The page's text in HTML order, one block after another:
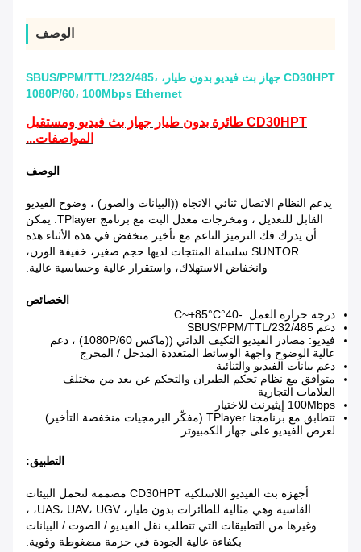
الوصف
CD30HPT جهاز بث فيديو بدون طيار، SBUS/PPM/TTL/232/485،
1080P/60، 100Mbps Ethernet
CD30HPT طائرة بدون طيار جهاز بث فيديو ومستقبل
المواصفات...
الوصف
يدعم النظام الاتصال ثنائي الاتجاه ((البيانات والصور) ، وضوح الفيديو
القابل للتعديل ، ومخرجات معدل البت مع برنامج TPlayer. يمكن
أن يدرك فك الترميز الناعم مع تأخير منخفض.في هذه الأثناء هذه
SUNTOR سلسلة المنتجات لديها حجم صغير، خفيفة الوزن،
وانخفاض الاستهلاك، واستقرار عالية وحساسية عالية.
الخصائص
درجة حرارة العمل: -40°C~+85°C
دعم SBUS/PPM/TTL/232/485
فيديو: مصادر الفيديو التكيف الذاتي ((ماكس 1080P/60) ، دعم
عالية الوضوح واجهة الوسائط المتعددة المدخل / المخرج
دعم بيانات الفيديو والثنائية
متوافق مع نظام تحكم الطيران والتحكم عن بعد من مختلف
العلامات التجارية
100Mbps إيثيرنث للاختيار
تتطابق مع برنامجنا TPlayer (مفكّر البرمجيات منخفضة التأخير)
لعرض الفيديو على جهاز الكمبيوتر.
التطبيق:
أجهزة بث الفيديو اللاسلكية CD30HPT مصممة لتحمل البيئات
القاسية وهي مثالية للطائرات بدون طيار، UAS، UAV، UGV، ،
وغيرها من التطبيقات التي تتطلب نقل الفيديو / الصوت / البيانات
بكفاءة عالية الجودة في حزمة مضغوطة وقوية.